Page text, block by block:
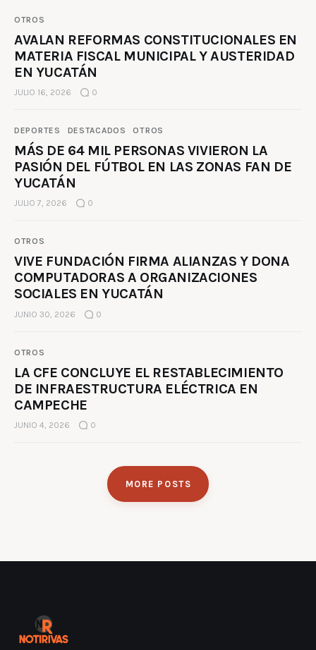
OTROS
AVALAN REFORMAS CONSTITUCIONALES EN
MATERIA FISCAL MUNICIPAL Y AUSTERIDAD
EN YUCATÁN
JULIO 16, 2026 0
DEPORTES DESTACADOS OTROS
MÁS DE 64 MIL PERSONAS VIVIERON LA
PASIÓN DEL FÚTBOL EN LAS ZONAS FAN DE
YUCATÁN
JULIO 7, 2026 0
OTROS
VIVE FUNDACIÓN FIRMA ALIANZAS Y DONA
COMPUTADORAS A ORGANIZACIONES
SOCIALES EN YUCATÁN
JUNIO 30, 2026 0
OTROS
LA CFE CONCLUYE EL RESTABLECIMIENTO
DE INFRAESTRUCTURA ELÉCTRICA EN
CAMPECHE
JUNIO 4, 2026 0
MORE POSTS